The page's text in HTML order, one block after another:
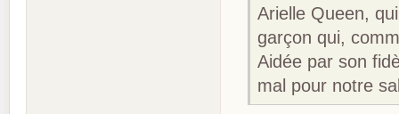
Arielle Queen,
garçon qui,
Aidée par son
mal pour notre